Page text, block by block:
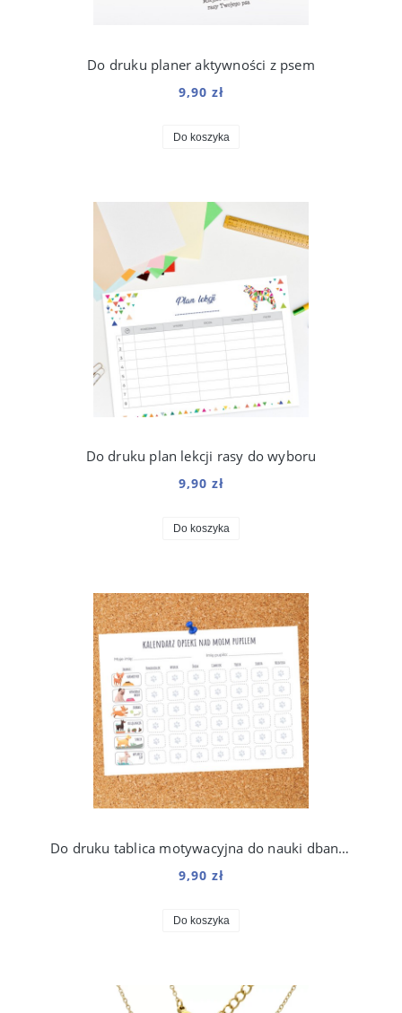
Do druku planer aktywności z psem
9,90 zł
Do koszyka
Do druku plan lekcji rasy do wyboru
9,90 zł
Do koszyka
Do druku tablica motywacyjna do nauki dbania o psa dla dzieci
9,90 zł
Do koszyka